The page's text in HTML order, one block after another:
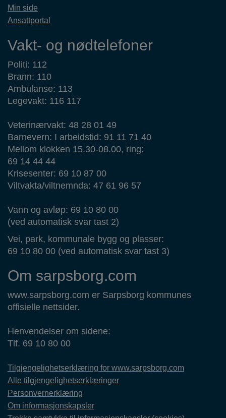
Min side
Ansattportal
Vakt- og nødtelefoner
Politi: 112
Brann: 110
Ambulanse: 113
Legevakt: 116 117
Veterinærvakt: 48 28 01 49
Barnevern: I arbeidstid: 91 11 71 40
Mellom klokken 15.30-08.00, ring:
69 14 44 44
Krisesenter: 69 10 87 00
Viltvakta/viltnemnda: 47 61 96 57
Vann og avløp: 69 10 80 00
(ved automatisk svar tast 2)
Vei, park, kommunale bygg og plasser:
69 10 80 00 (ved automatisk svar tast 3)
Om sarpsborg.com
www.sarpsborg.com er Sarpsborg kommunes
offisielle nettsider.
Henvendelser om sidene:
Tlf. 69 10 80 00
Tilgjengelighetserklæring for www.sarpsborg.com
Alle tilgjengelighetserklæringer
Personvernerklæring
Om informasjonskapsler